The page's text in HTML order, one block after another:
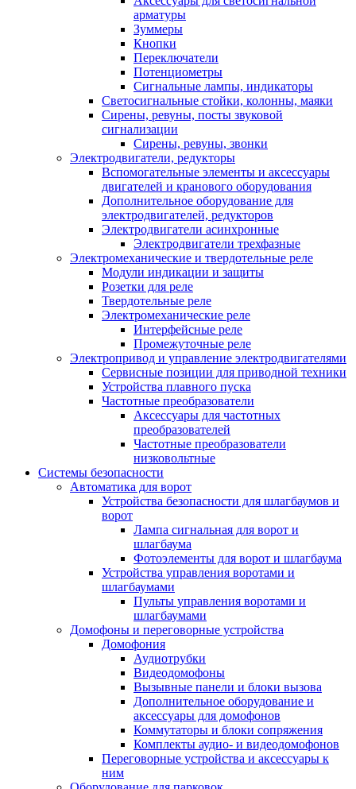
арматуры
Зуммеры
Кнопки
Переключатели
Потенциометры
Сигнальные лампы, индикаторы
Светосигнальные стойки, колонны, маяки
Сирены, ревуны, посты звуковой
сигнализации
Сирены, ревуны, звонки
Электродвигатели, редукторы
Вспомогательные элементы и аксессуары
двигателей и кранового оборудования
Дополнительное оборудование для
электродвигателей, редукторов
Электродвигатели асинхронные
Электродвигатели трехфазные
Электромеханические и твердотельные реле
Модули индикации и защиты
Розетки для реле
Твердотельные реле
Электромеханические реле
Интерфейсные реле
Промежуточные реле
Электропривод и управление электродвигателями
Сервисные позиции для приводной техники
Устройства плавного пуска
Частотные преобразователи
Аксессуары для частотных
преобразователей
Частотные преобразователи
низковольтные
Системы безопасности
Автоматика для ворот
Устройства безопасности для шлагбаумов и
ворот
Лампа сигнальная для ворот и
шлагбаума
Фотоэлементы для ворот и шлагбаума
Устройства управления воротами и
шлагбаумами
Пульты управления воротами и
шлагбаумами
Домофоны и переговорные устройства
Домофония
Аудиотрубки
Видеодомофоны
Вызывные панели и блоки вызова
Дополнительное оборудование и
аксессуары для домофонов
Коммутаторы и блоки сопряжения
Комплекты аудио- и видеодомофонов
Переговорные устройства и аксессуары к
ним